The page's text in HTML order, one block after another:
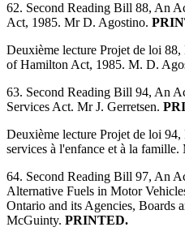
62. Second Reading Bill 88, An
Act, 1985. Mr D. Agostino.
Deuxième lecture Projet de loi
of Hamilton Act, 1985. M. D.
63. Second Reading Bill 94, An
Services Act. Mr J. Gerretsen.
Deuxième lecture Projet de loi
services à l'enfance et à la famille.
64. Second Reading Bill 97, An
Alternative Fuels in Motor
Ontario and its Agencies, Boards
McGuinty. PRINTED.